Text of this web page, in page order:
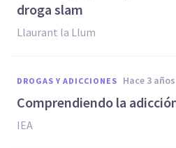
droga slam
Llaurant la Llum
DROGAS Y ADICCIONES hace 3 años
Comprendiendo la
IEA